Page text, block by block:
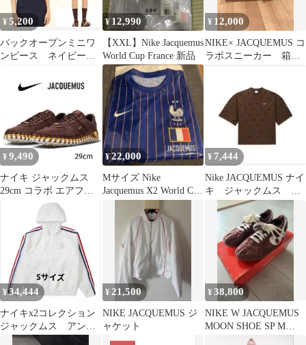
¥5,200
バックオープンミニワ
ンピース ネイビー S
¥12,990
【XXL】Nike Jacquemus
World Cup France 新品
¥ 12,000
NIKE× JACQUEMUS コ
ラボスニーカー 箱付
¥ 9,490
ナイキ ジャックムス
29cm コラボ エアフォ
ース スニーカー
¥22,000
Mサイズ Nike
Jacquemus X2 World Cup
¥ 7,444
Nike JACQUEMUS ナイ
キ ジャックムス ダ
メージ加工 半袖Tシ
¥34,444
ナイキx2コレクション
ジャックムス アンセ
ムジャケット
¥ 21,500
NIKE JACQUEMUS ジ
ャケット
¥38,800
NIKE W JACQUEMUS
MOON SHOE SP M